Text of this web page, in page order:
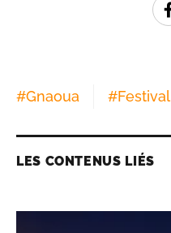
#Gnaoua #Festival
LES CONTENUS LIÉS